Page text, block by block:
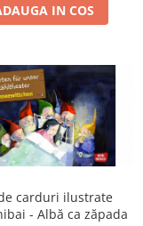
IN COS
carduri ilustrate
- Albă ca zăpada